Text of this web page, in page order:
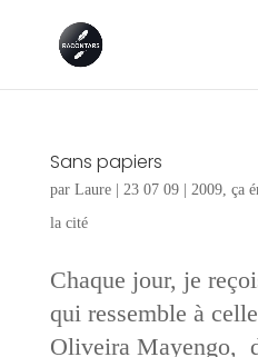
Sans papiers
par Laure| 23 07 09| 2009, ça
la cité
Chaque jour, je
qui ressemble à
Oliveira Mayengo,